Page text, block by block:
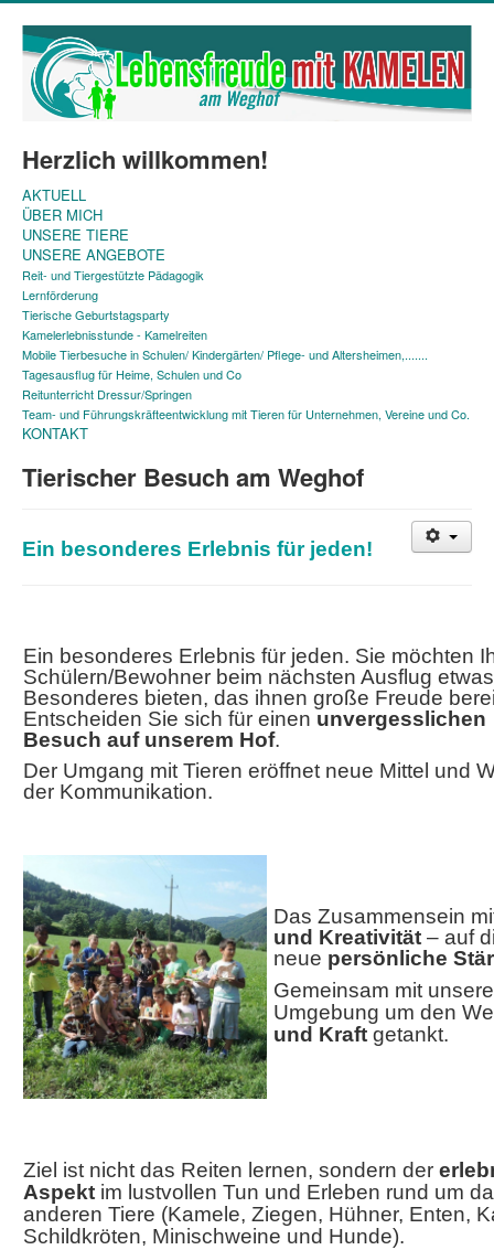
Herzlich willkommen!
AKTUELL
ÜBER MICH
UNSERE TIERE
UNSERE ANGEBOTE
Reit- und Tiergestützte Pädagogik
Lernförderung
Tierische Geburtstagsparty
Kamelerlebnisstunde - Kamelreiten
Mobile Tierbesuche in Schulen/ Kindergärten/ Pflege- und Altersheimen,.......
Tagesausflug für Heime, Schulen und Co
Reitunterricht Dressur/Springen
Team- und Führungskräfteentwicklung mit Tieren für Unternehmen, Vereine und Co.
KONTAKT
Tierischer Besuch am Weghof
Ein besonderes Erlebnis für jeden!
Ein besonderes Erlebnis für jeden. Sie möchten
Schülern/Bewohner beim nächsten Ausflug etwas
Besonderes bieten, das ihnen große Freude
Entscheiden Sie sich für einen unvergesslichen
Besuch auf unserem Hof.
Der Umgang mit Tieren eröffnet neue Mittel und
der Kommunikation.
Das Zusammensein
und Kreativität – auf
neue persönliche
Gemeinsam mit
Umgebung um den
und Kraft getankt.
Ziel ist nicht das Reiten lernen, sondern der
Aspekt im lustvollen Tun und Erleben rund um
anderen Tiere (Kamele, Ziegen, Hühner, Enten,
Schildkröten, Minischweine und Hunde).